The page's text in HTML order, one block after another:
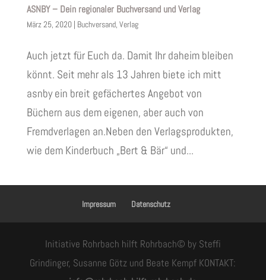
ASNBY – Dein regionaler Buchversand und Verlag
März 25, 2020| Buchversand, Verlag
Auch jetzt für Euch da. Damit Ihr daheim bleiben
könnt. Seit mehr als 13 Jahren biete ich mitt
asnby ein breit gefächertes Angebot von
Büchern aus dem eigenen, aber auch von
Fremdverlagen an.Neben den Verlagsprodukten,
wie dem Kinderbuch „Bert & Bär“ und...
Impressum Datenschutz
Initiative Rohrbach hilft Rohrbach© by Steffi
Grindinger, Susanne Götz und Beate Kempf KONTAKT: